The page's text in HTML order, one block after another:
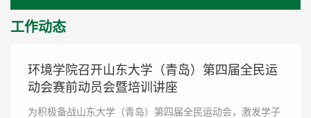
工作动态
环境学院召开山东大学（青岛）第四届全民运
动会赛前动员会暨培训讲座
为积极备战山东大学（青岛）第四届全民运动会，激发学子